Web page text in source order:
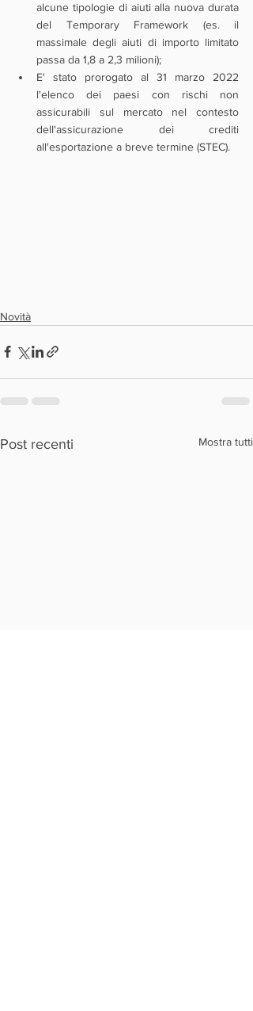
alcune tipologie di aiuti alla nuova durata
del Temporary Framework (es. il
massimale degli aiuti di importo limitato
passa da 1,8 a 2,3 milioni);
E' stato prorogato al 31 marzo 2022
l'elenco dei paesi con rischi non
assicurabili sul mercato nel contesto
dell'assicurazione dei crediti
all'esportazione a breve termine (STEC).
Novità
Post recenti Mostra tutti